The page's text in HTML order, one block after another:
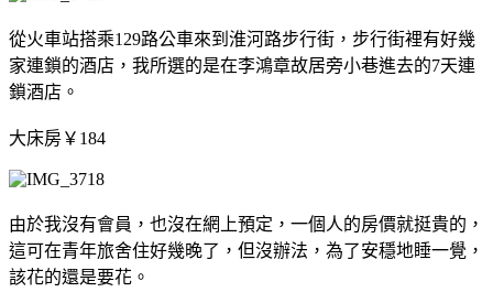
從火車站搭乘129路公車來到淮河路步行街，步行街裡有好幾
家連鎖的酒店，我所選的是在李鴻章故居旁小巷進去的7天連
鎖酒店。
大床房￥184
由於我沒有會員，也沒在網上預定，一個人的房價就挺貴的，
這可在青年旅舍住好幾晚了，但沒辦法，為了安穩地睡一覺，
該花的還是要花。